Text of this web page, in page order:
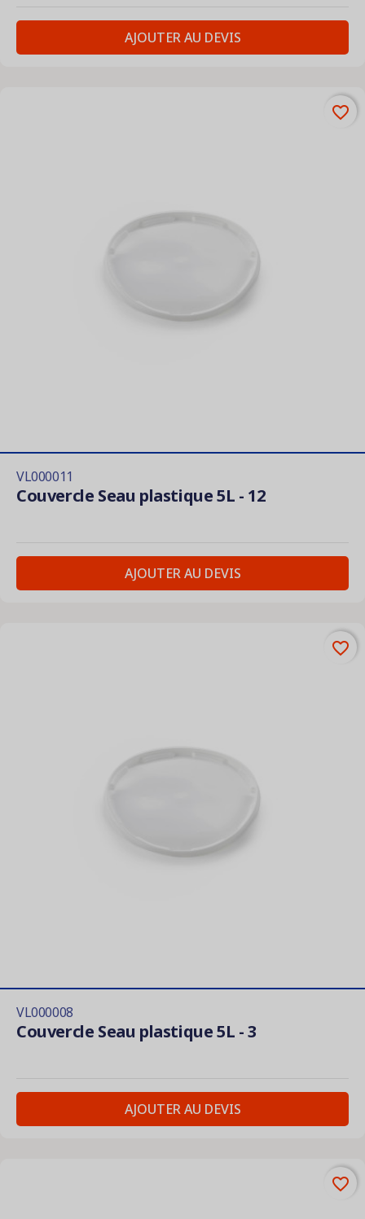
AJOUTER AU DEVIS
VL000011
Couvercle Seau plastique 5L - 12
AJOUTER AU DEVIS
favorite_border
VL000008
Couvercle Seau plastique 5L - 3
AJOUTER AU DEVIS
favorite_border
favorite_border